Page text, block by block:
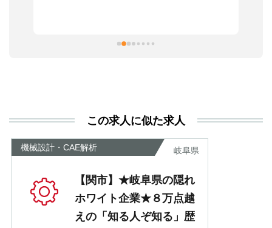
が
この求人に似た求人
機械設計・CAE解析 岐阜県
【関市】★岐阜県の隠れ
ホワイト企業★８万点越
えの「知る人ぞ知る」歴